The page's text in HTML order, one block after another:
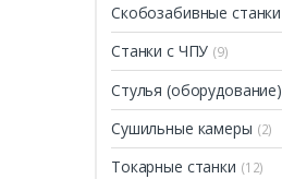
Скобозабивные станки
Станки с ЧПУ (9)
Стулья (оборудование)
Сушильные камеры (2)
Токарные станки (12)